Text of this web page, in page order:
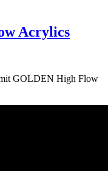
Acrylics
mit GOLDEN High Flow